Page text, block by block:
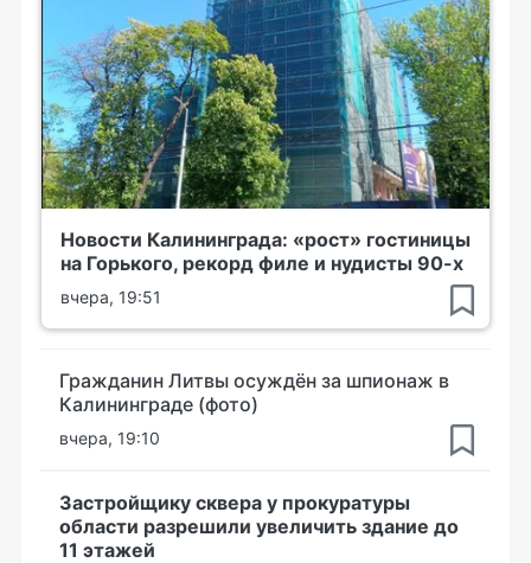
Новости Калининграда: «рост» гостиницы
на Горького, рекорд филе и нудисты 90-х
вчера, 19:51
Гражданин Литвы осуждён за шпионаж в
Калининграде (фото)
вчера, 19:10
Застройщику сквера у прокуратуры
области разрешили увеличить здание до
11 этажей